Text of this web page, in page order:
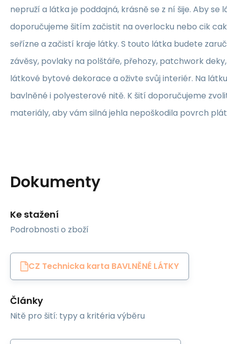
nepruží a látka je poddajná, krásně se z ní šije. Aby se
doporučujeme šitím začistit na overlocku nebo cik
seřízne a začistí kraje látky. S touto látka budete
závěsy, povlaky na polštáře, přehozy, patchwork
látkové bytové dekorace a oživte svůj interiér. Na
bavlněné i polyesterové nitě. K šití doporučujeme
materiály, aby vám silná jehla nepoškodila povrch
Dokumenty
Ke stažení
Podrobnosti o zboží
CZ Technicka karta BAVLNĚNÉ LÁTKY
Články
Nitě pro šití: typy a kritéria výběru